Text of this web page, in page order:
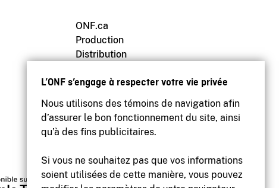
L’ONF s’engage à respecter votre vie privée
Nous utilisons des témoins de navigation afin
d’assurer le bon fonctionnement du site, ainsi
qu’à des fins publicitaires.
Si vous ne souhaitez pas que vos informations
soient utilisées de cette manière, vous pouvez
ONF.ca
Production
Distribution
Archives